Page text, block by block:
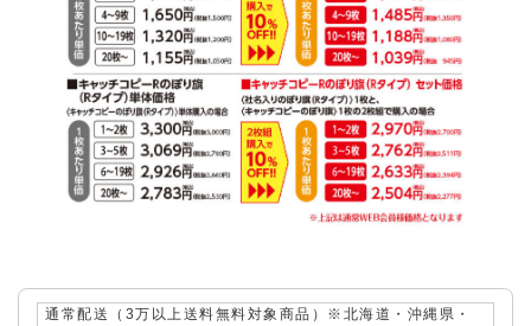
通常配送（3万以上送料無料対象商品）※北海道・沖縄県・